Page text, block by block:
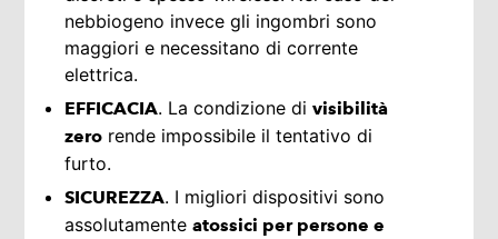
nebbiogeno invece gli ingombri sono
maggiori e necessitano di corrente
elettrica.
EFFICACIA. La condizione divisibilità
zero rende impossibile il tentativo di
furto.
SICUREZZA. I migliori dispositivi sono
assolutamenteatossici per persone e